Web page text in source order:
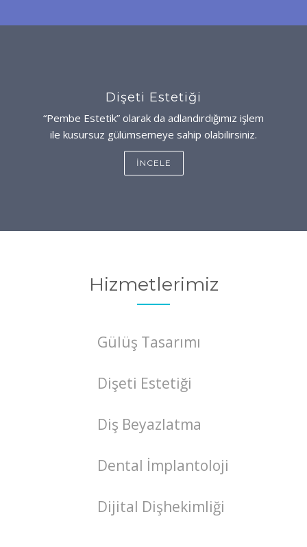
Dişeti Estetiği
“Pembe Estetik” olarak da adlandırdığımız işlem
ile kusursuz gülümsemeye sahip olabilirsiniz.
İNCELE
Hizmetlerimiz
Gülüş Tasarımı
Dişeti Estetiği
Diş Beyazlatma
Dental İmplantoloji
Dijital Dişhekimliği